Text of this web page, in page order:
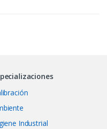
Industrial